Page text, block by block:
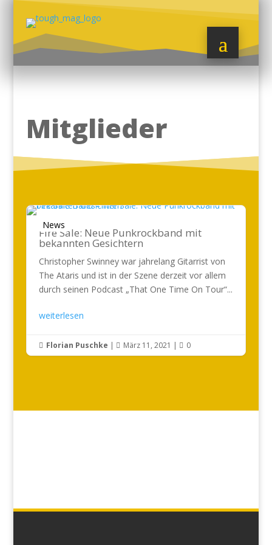
Mitglieder
News
Fire Sale: Neue Punkrockband mit
bekannten Gesichtern
Christopher Swinney war jahrelang Gitarrist von
The Ataris und ist in der Szene derzeit vor allem
durch seinen Podcast „That One Time On Tour“...
weiterlesen
 Florian Puschke |  März 11, 2021 |  0